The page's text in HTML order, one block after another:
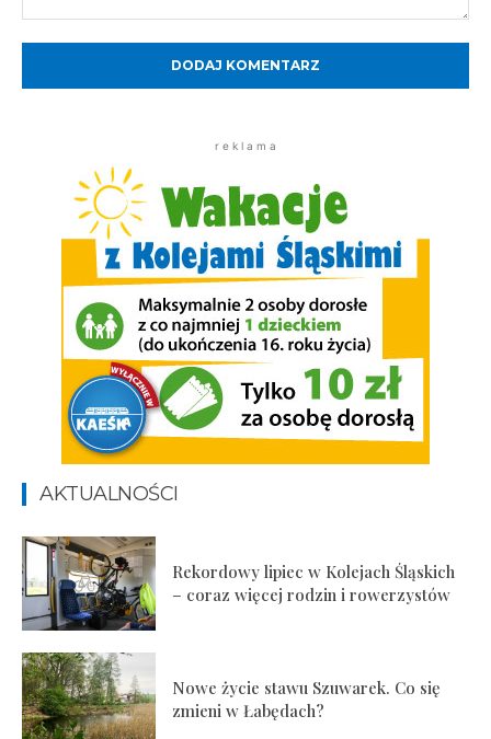
r e k l a m a
AKTUALNOŚCI
Rekordowy lipiec w Kolejach Śląskich
– coraz więcej rodzin i rowerzystów
Nowe życie stawu Szuwarek. Co się
zmieni w Łabędach?